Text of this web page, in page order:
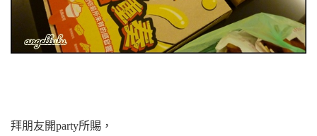
拜朋友開party所賜，